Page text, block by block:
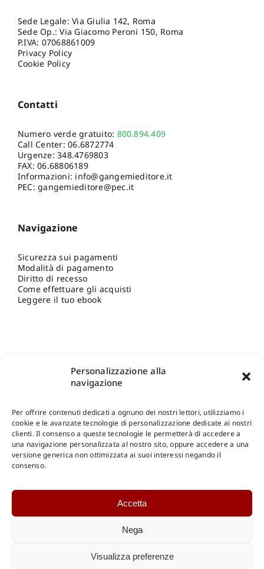
Personalizzazione alla
navigazione
Per offrire contenuti dedicati a ognuno dei nostri lettori, utilizziamo i
cookie e le avanzate tecnologie di personalizzazione dedicate ai nostri
clienti. Il consenso a queste tecnologie le permetterà di accedere a
una navigazione personalizzata al nostro sito, oppure accedere a una
versione generica non ottimizzata ai suoi interessi negando il
consenso.
Accetta
Nega
Visualizza preferenze
Sede Legale: Via Giulia 142, Roma
Sede Op.: Via Giacomo Peroni 150, Roma
P.IVA: 07068861009
Privacy Policy
Cookie Policy
Contatti
Numero verde gratuito: 800.894.409
Call Center:06.6872774
Urgenze:348.4769803
FAX: 06.68806189
Informazioni: info@gangemieditore.it
PEC: gangemieditore@pec.it
Navigazione
Sicurezza sui pagamenti
Modalità di pagamento
Diritto di recesso
Come effettuare gli acquisti
Leggere il tuo ebook
Shop Gangemi Editore-Pagamenti Sicuri e anche Rateali
Catalogo Online
Catalogo Internazionale
DOWNLOAD
Catalogo Internazionale